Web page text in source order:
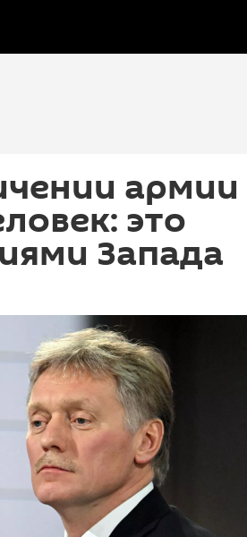
армии
это
Запада